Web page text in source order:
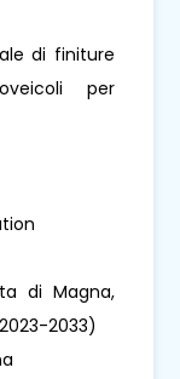
di finiture
per
di Magna,
2033)